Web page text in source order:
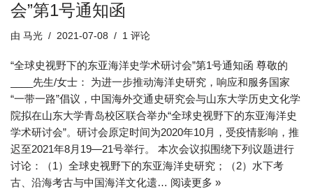
会”第1号通知函
由 马光 2021-07-08 1 评论
“全球史视野下的东亚海洋史学术研讨会”第1号通知函 尊敬的
____先生/女士： 为进一步推动海洋史研究，响应和服务国家
“一带一路”倡议，中国海外交通史研究会与山东大学历史文化学
院拟在山东大学青岛校区联合举办“全球史视野下的东亚海洋史
学术研讨会”。研讨会原定时间为2020年10月，受疫情影响，推
迟至2021年8月19—21号举行。 本次会议拟围绕下列议题进行
讨论：（1）全球史视野下的东亚海洋史研究；（2）水下考
古、沿海考古与中国海洋文化遗… 阅读更多 »